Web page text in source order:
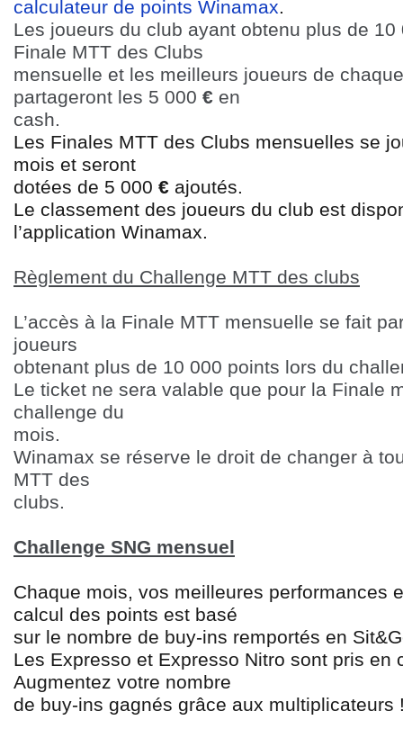
calculateur de points Winamax.
Les joueurs du club ayant obtenu plus de
Finale MTT des Clubs
mensuelle et les meilleurs joueurs de
partageront les 5 000 € en
cash.
Les Finales MTT des Clubs mensuelles se
mois et seront
dotées de 5 000 € ajoutés.
Le classement des joueurs du club est
l’application Winamax.
Règlement du Challenge MTT des clubs
L’accès à la Finale MTT mensuelle se fait
joueurs
obtenant plus de 10 000 points lors du
Le ticket ne sera valable que pour la Finale
challenge du
mois.
Winamax se réserve le droit de changer à
MTT des
clubs.
Challenge SNG mensuel
Chaque mois, vos meilleures performances
calcul des points est basé
sur le nombre de buy-ins remportés en
Les Expresso et Expresso Nitro sont pris en
Augmentez votre nombre
de buy-ins gagnés grâce aux multiplicateurs